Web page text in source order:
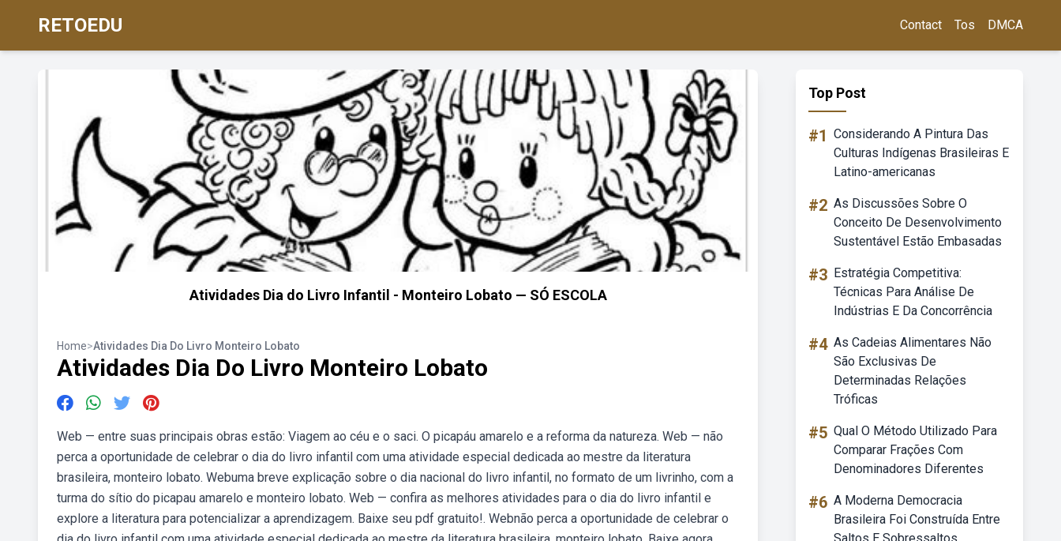
RETOEDU Contact Tos DMCA
Atividades Dia do Livro Infantil - Monteiro Lobato — SÓ ESCOLA
Home>Atividades Dia Do Livro Monteiro Lobato
Atividades Dia Do Livro Monteiro Lobato
Web — entre suas principais obras estão: Viagem ao céu e o saci. O picapáu amarelo e a reforma da natureza. Web — não
perca a oportunidade de celebrar o dia do livro infantil com uma atividade especial dedicada ao mestre da literatura
brasileira, monteiro lobato. Webuma breve explicação sobre o dia nacional do livro infantil, no formato de um livrinho, com a
turma do sítio do picapau amarelo e monteiro lobato. Web — confira as melhores atividades para o dia do livro infantil e
explore a literatura para potencializar a aprendizagem. Baixe seu pdf gratuito!. Webnão perca a oportunidade de celebrar o
Top Post
#1 Considerando A Pintura Das
Culturas Indígenas Brasileiras E
Latino-americanas
#2 As Discussões Sobre O
Conceito De Desenvolvimento
Sustentável Estão Embasadas
#3 Estratégia Competitiva:
Técnicas Para Análise De
Indústrias E Da Concorrência
#4 As Cadeias Alimentares Não
São Exclusivas De
Determinadas Relações
Tróficas
#5 Qual O Método Utilizado Para
Comparar Frações Com
Denominadores Diferentes
#6 A Moderna Democracia
Brasileira Foi Construída Entre